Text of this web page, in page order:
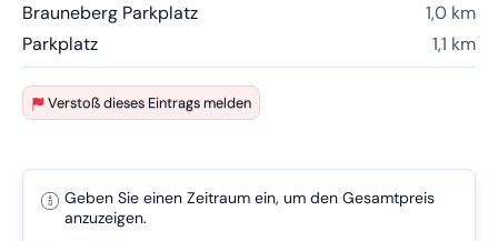
Brauneberg Parkplatz
1,0 km
Parkplatz
1,1 km
Verstoß dieses Eintrags melden
Geben Sie einen Zeitraum ein, um den Gesamtpreis
anzuzeigen.